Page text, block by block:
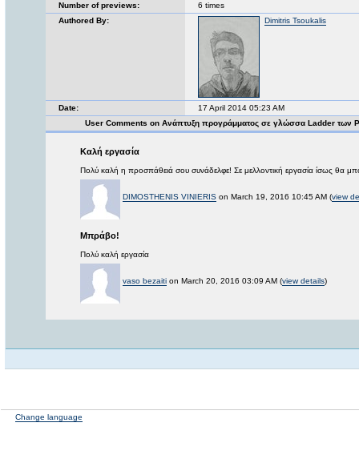
Number of previews:
6 times
Authored By:
Dimitris Tsoukalis
Date:
17 April 2014 05:23 AM
User Comments on Ανάπτυξη προγράμματος σε γλώσσα Ladder των
Καλή εργασία
Πολύ καλή η προσπάθειά σου συνάδελφε! Σε μελλοντική εργασία ίσως θα
DIMOSTHENIS VINIERIS on March 19, 2016 10:45 AM (view
Μπράβο!
Πολύ καλή εργασία
vaso bezaiti on March 20, 2016 03:09 AM (view details)
Change language